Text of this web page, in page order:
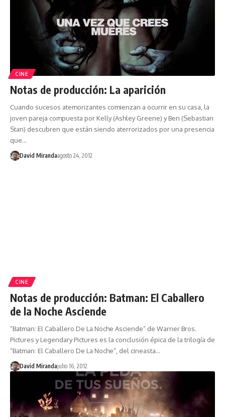
CINE
Notas de producción: La aparición
Cuando sucesos atemorizantes comienzan a ocurrir en su casa, la
joven pareja compuesta por Kelly (Ashley Greene) y Ben (Sebastian
Stan) descubren que están siendo aterrorizados por una presencia
que…
David Mirandaagosto 24, 2012
CINE
Notas de producción: Batman: El Caballero
de la Noche Asciende
“Batman: El Caballero De La Noche Asciende” de Warner Bros.
Pictures y Legendary Pictures es la conclusión épica de la trilogía de
“Batman: El Caballero De La Noche”, del cineasta…
David Mirandajulio 16, 2012